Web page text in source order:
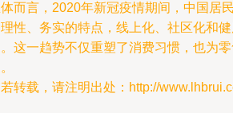
而言，2020年新冠疫情期间，中国居
性、务实的特点，线上化、社区化和
这一趋势不仅重塑了消费习惯，也为
转载，请注明出处：http://